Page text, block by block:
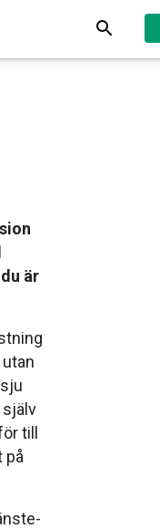
är
själv
till
på